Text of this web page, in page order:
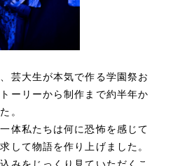
芸大生が本気で作る学園祭お
ーリーから制作まで約半年か
。
体私たちは何に恐怖を感じて
して物語を作り上げました。